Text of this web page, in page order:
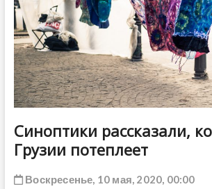
Синоптики рассказали,
Грузии потеплеет
Воскресенье, 10 мая, 2020, 00:00